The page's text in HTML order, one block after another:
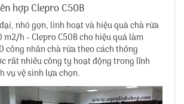
hợp Clepro C50B
nhỏ gọn, linh hoạt và hiệu quả chà rửa
m2/h - Clepro C50B cho hiệu quả làm
công nhân chà rửa theo cách thông
rất nhiều công ty hoạt động trong lĩnh
vụ vệ sinh lựa chọn.